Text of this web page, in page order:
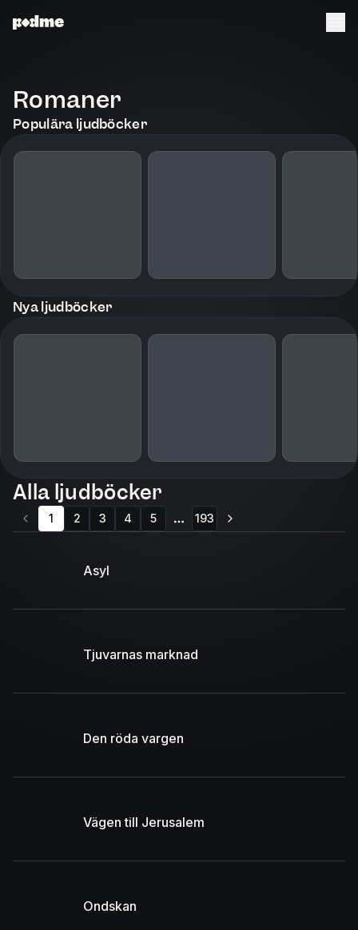
Romaner
Populära ljudböcker
Nya ljudböcker
Alla ljudböcker
1 2 3 4 5 193
Asyl
Tjuvarnas marknad
Den röda vargen
Vägen till Jerusalem
Ondskan